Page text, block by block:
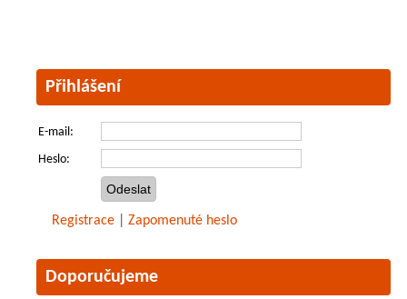
Přihlášení
E-mail:
Heslo:
Registrace Zapomenuté heslo
Doporučujeme